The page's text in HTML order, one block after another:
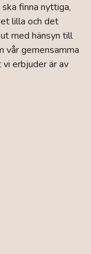
finna nyttiga,
lilla och det
med hänsyn till
vår gemensamma
erbjuder är av